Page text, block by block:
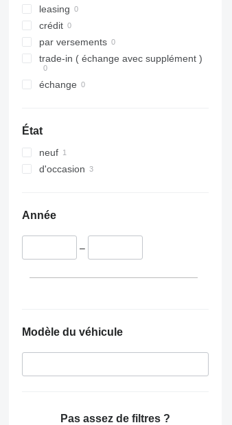
leasing
crédit
par versements
trade-in ( échange avec supplément )
échange
État
neuf
d'occasion
Année
–
Modèle du véhicule
Pas assez de filtres ?